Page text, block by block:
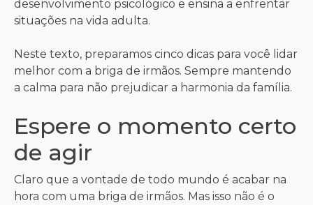
desenvolvimento psicológico e ensina a enfrentar
situações na vida adulta.
Neste texto, preparamos cinco dicas para você lidar
melhor com a briga de irmãos. Sempre mantendo
a calma para não prejudicar a harmonia da família.
Espere o momento certo
de agir
Claro que a vontade de todo mundo é acabar na
hora com uma briga de irmãos. Mas isso não é o